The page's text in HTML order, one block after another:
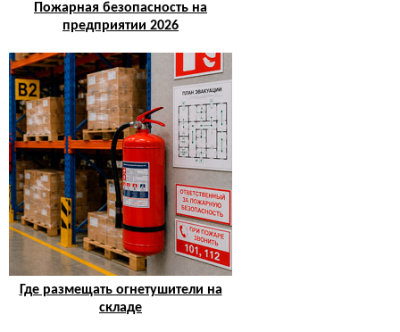
Пожарная безопасность на
предприятии 2026
Где размещать огнетушители на
складе